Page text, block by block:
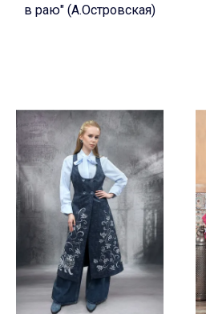
в раю" (А.Островская)